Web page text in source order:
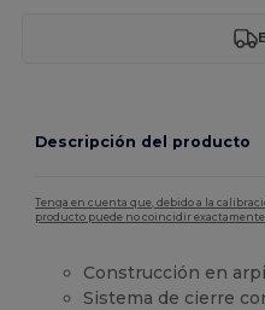
Descripción del producto
Tenga en cuenta que, debido a la
producto puede no coincidir
Construcción en
Sistema de cierre